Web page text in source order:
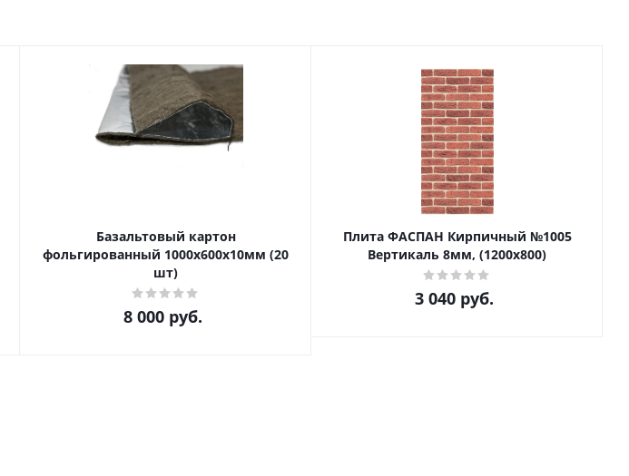
Базальтовый картон
фольгированный 1000х600х10мм (20
шт)
8 000руб.
Плита ФАСПАН Кирпичный №1005
Вертикаль 8мм, (1200х800)
3 040руб.